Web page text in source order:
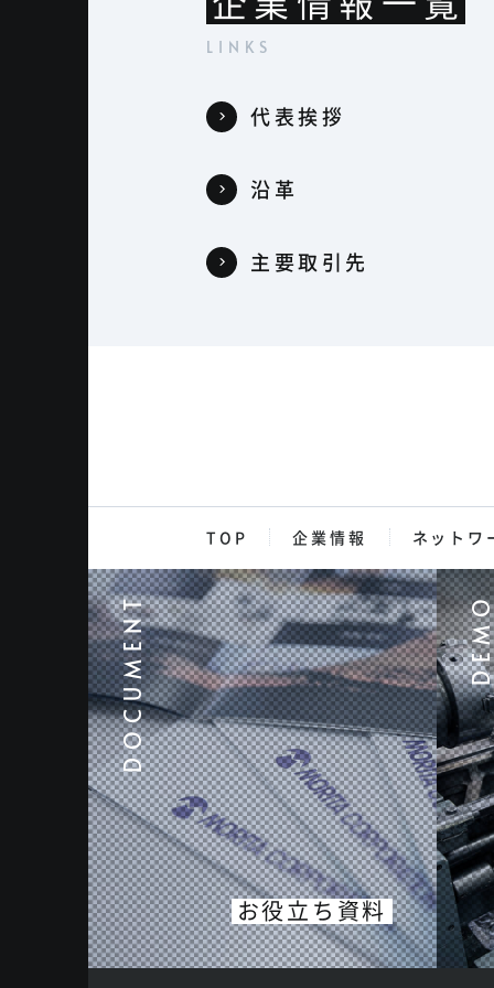
代表挨拶
沿革
主要取引先
TOP 企業情報 ネットワ
お役立ち資料